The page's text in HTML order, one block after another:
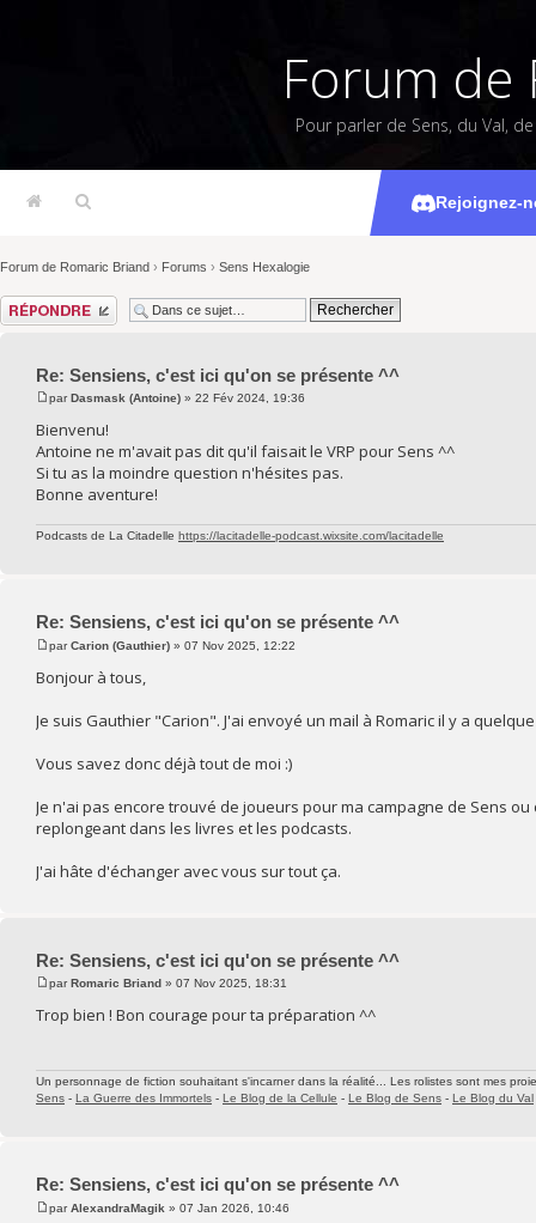
Forum de
Pour parler de Sens, du Val,
Rejoignez-
Sensiens,
Forum de Romaric Briand › Forums › Sens Hexalogie
Répondre
Re: Sensiens, c'est ici qu'on se présente ^^
parDasmask (Antoine) » 22 Fév 2024, 19:36
Bienvenu!
Antoine ne m'avait pas dit qu'il faisait le VRP pour Sens ^^
Si tu as la moindre question n'hésites pas.
Bonne aventure!
Podcasts de La Citadelle https://lacitadelle-podcast.wixsite.com/lacitadelle
Re: Sensiens, c'est ici qu'on se présente ^^
parCarion (Gauthier) » 07 Nov 2025, 12:22
Bonjour à tous,
Je suis Gauthier "Carion". J'ai envoyé un mail à Romaric il y a
Vous savez donc déjà tout de moi :)
Je n'ai pas encore trouvé de joueurs pour ma campagne de Sens
replongeant dans les livres et les podcasts.
J'ai hâte d'échanger avec vous sur tout ça.
Re: Sensiens, c'est ici qu'on se présente ^^
parRomaric Briand » 07 Nov 2025, 18:31
Trop bien ! Bon courage pour ta préparation ^^
Un personnage de fiction souhaitant s'incarner dans la réalité... Les rolistes sont mes
Sens - La Guerre des Immortels - Le Blog de la Cellule - Le Blog de Sens - Le Blog du Val
Re: Sensiens, c'est ici qu'on se présente ^^
parAlexandraMagik » 07 Jan 2026, 10:46